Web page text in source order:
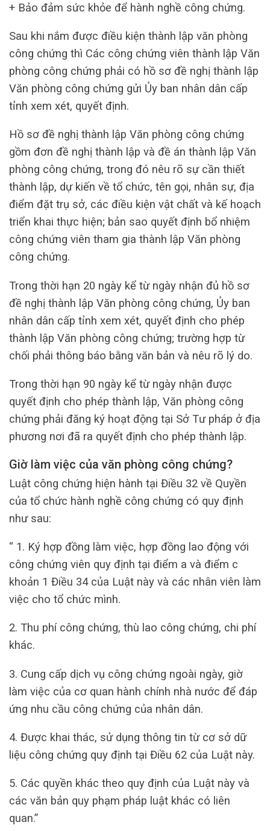
+ Bảo đảm sức khỏe để hành nghề công chứng.
Sau khi nắm được điều kiện thành lập văn phòng
công chứng thì Các công chứng viên thành lập Văn
phòng công chứng phải có hồ sơ đề nghị thành lập
Văn phòng công chứng gửi Ủy ban nhân dân cấp
tỉnh xem xét, quyết định.
Hồ sơ đề nghị thành lập Văn phòng công chứng
gồm đơn đề nghị thành lập và đề án thành lập Văn
phòng công chứng, trong đó nêu rõ sự cần thiết
thành lập, dự kiến về tổ chức, tên gọi, nhân sự, địa
điểm đặt trụ sở, các điều kiện vật chất và kế hoạch
triển khai thực hiện; bản sao quyết định bổ nhiệm
công chứng viên tham gia thành lập Văn phòng
công chứng.
Trong thời hạn 20 ngày kể từ ngày nhận đủ hồ sơ
đề nghị thành lập Văn phòng công chứng, Ủy ban
nhân dân cấp tỉnh xem xét, quyết định cho phép
thành lập Văn phòng công chứng; trường hợp từ
chối phải thông báo bằng văn bản và nêu rõ lý do.
Trong thời hạn 90 ngày kể từ ngày nhận được
quyết định cho phép thành lập, Văn phòng công
chứng phải đăng ký hoạt động tại Sở Tư pháp ở địa
phương nơi đã ra quyết định cho phép thành lập.
Giờ làm việc của văn phòng công chứng?
Luật công chứng hiện hành tại Điều 32 về Quyền
của tổ chức hành nghề công chứng có quy định
như sau:
“ 1. Ký hợp đồng làm việc, hợp đồng lao động với
công chứng viên quy định tại điểm a và điểm c
khoản 1 Điều 34 của Luật này và các nhân viên làm
việc cho tổ chức mình.
2. Thu phí công chứng, thù lao công chứng, chi phí
khác.
3. Cung cấp dịch vụ công chứng ngoài ngày, giờ
làm việc của cơ quan hành chính nhà nước để đáp
ứng nhu cầu công chứng của nhân dân.
4. Được khai thác, sử dụng thông tin từ cơ sở dữ
liệu công chứng quy định tại Điều 62 của Luật này.
5. Các quyền khác theo quy định của Luật này và
các văn bản quy phạm pháp luật khác có liên
quan.”